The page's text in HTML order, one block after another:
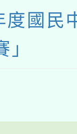
度國民